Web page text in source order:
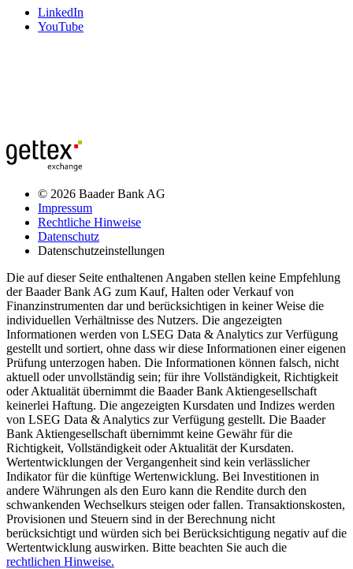
LinkedIn
YouTube
© 2026 Baader Bank AG
Impressum
Rechtliche Hinweise
Datenschutz
Datenschutzeinstellungen
Die auf dieser Seite enthaltenen Angaben stellen keine Empfehlung
der Baader Bank AG zum Kauf, Halten oder Verkauf von
Finanzinstrumenten dar und berücksichtigen in keiner Weise die
individuellen Verhältnisse des Nutzers. Die angezeigten
Informationen werden von LSEG Data & Analytics zur Verfügung
gestellt und sortiert, ohne dass wir diese Informationen einer eigenen
Prüfung unterzogen haben. Die Informationen können falsch, nicht
aktuell oder unvollständig sein; für ihre Vollständigkeit, Richtigkeit
oder Aktualität übernimmt die Baader Bank Aktiengesellschaft
keinerlei Haftung. Die angezeigten Kursdaten und Indizes werden
von LSEG Data & Analytics zur Verfügung gestellt. Die Baader
Bank Aktiengesellschaft übernimmt keine Gewähr für die
Richtigkeit, Vollständigkeit oder Aktualität der Kursdaten.
Wertentwicklungen der Vergangenheit sind kein verlässlicher
Indikator für die künftige Wertenwicklung. Bei Investitionen in
andere Währungen als den Euro kann die Rendite durch den
schwankenden Wechselkurs steigen oder fallen. Transaktionskosten,
Provisionen und Steuern sind in der Berechnung nicht
berücksichtigt und würden sich bei Berücksichtigung negativ auf die
Wertentwicklung auswirken. Bitte beachten Sie auch die
rechtlichen Hinweise.